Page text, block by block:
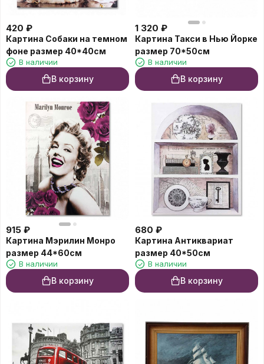
420 ₽
Картина Собаки на темном
фоне размер 40*40см
В наличии
В корзину
1 320 ₽
Картина Такси в Нью Йорке
размер 70*50см
В наличии
В корзину
915 ₽
Картина Мэрилин Монро
размер 44*60см
В наличии
В корзину
680 ₽
Картина Антиквариат
размер 40*50см
В наличии
В корзину